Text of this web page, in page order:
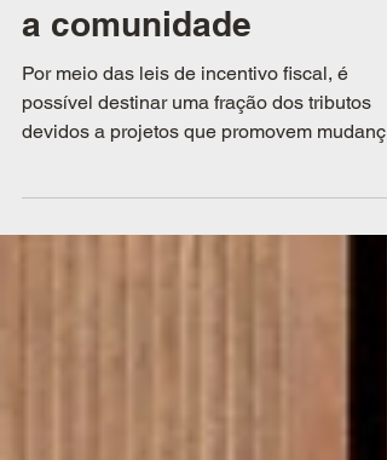
marca e conexão com
a comunidade
Por meio das leis de incentivo fiscal, é
possível destinar uma fração dos tributos
reais na sociedade e ainda fortalecer a
imagem da marca de forma autêntica e